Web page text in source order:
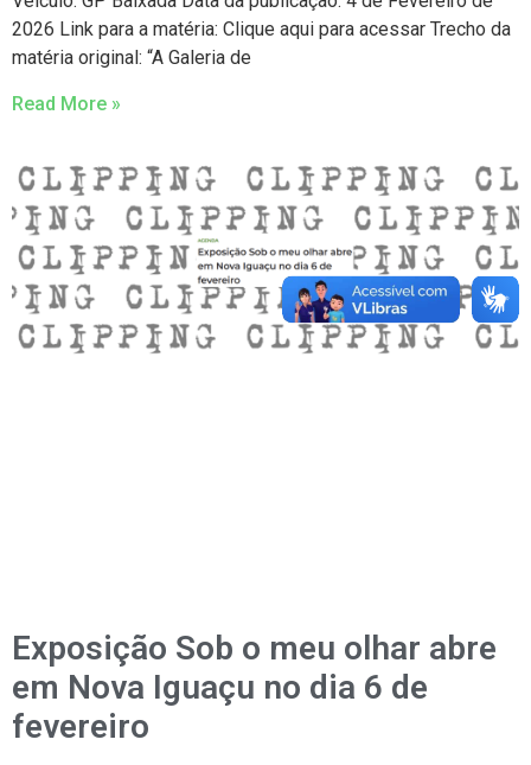
2026 Link para a matéria: Clique aqui para acessar Trecho da
matéria original: “A Galeria de
Read More »
Exposição Sob o meu olhar abre
em Nova Iguaçu no dia 6 de
fevereiro